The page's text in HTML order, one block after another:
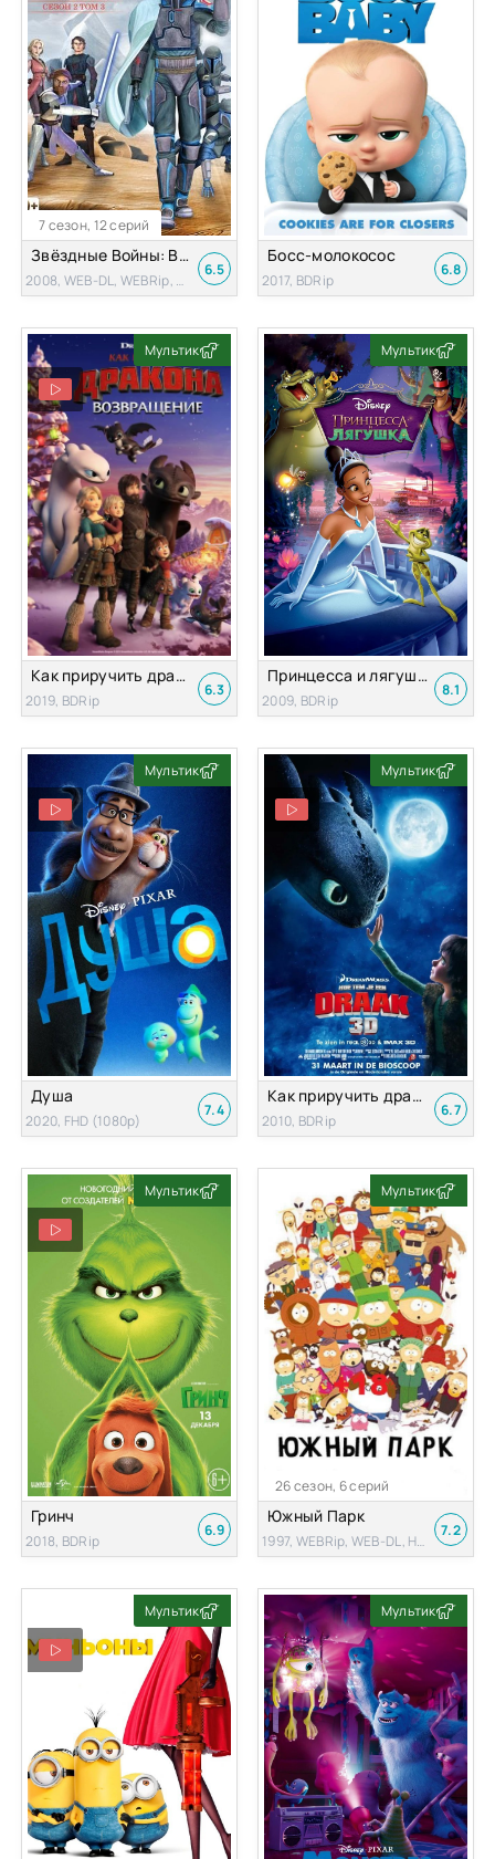
7 сезон, 12 серий
Звёздные Войны: Войны Клонов
2008, WEB-DL, WEBRip, BDRip, HDTV
6.5
Босс-молокосос
2017, BDRip
6.8
Мультик
Как приручить дракона: Возвращение домой
2019, BDRip
6.3
Мультик
Принцесса и лягушка
2009, BDRip
8.1
Мультик
Душа
2020, FHD (1080p)
7.4
Мультик
Как приручить дракона
2010, BDRip
6.7
Мультик
Гринч
2018, BDRip
6.9
Мультик
26 сезон, 6 серий
Южный Парк
1997, WEBRip, WEB-DL, HDTVRip, BDRip
7.2
Мультик Мультик